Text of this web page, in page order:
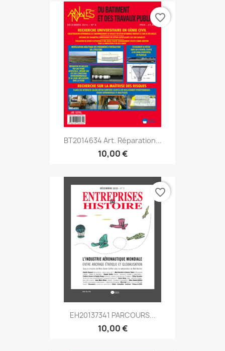
BT2014634 Art. Réparation...
10,00 €
favorite_border
EH20137341 PARCOURS...
10,00 €
favorite_border